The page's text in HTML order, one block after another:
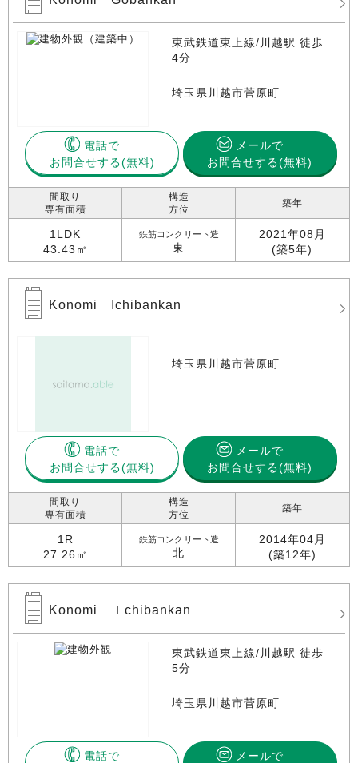
東武鉄道東上線/川越駅 徒歩
4分
埼玉県川越市菅原町
電話で
お問合せする
メールで
お問合せする(無料)
間取り
専有面積
1LDK
43.43㎡
構造
方位
鉄筋コンクリート造
東
築年
2021年08月
(築5年)
Konomi Ichibankan
埼玉県川越市菅原町
電話で
お問合せする
メールで
お問合せする(無料)
間取り
専有面積
1R
27.26㎡
構造
方位
鉄筋コンクリート造
北
築年
2014年04月
(築12年)
Konomi Ｉchibankan
東武鉄道東上線/川越駅 徒歩
5分
埼玉県川越市菅原町
電話で
メールで